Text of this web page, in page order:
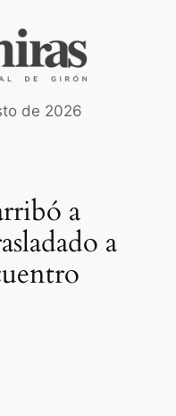
de 2026
a
a